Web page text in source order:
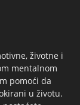
životne i
mentalnom
pomoći da
u životu.